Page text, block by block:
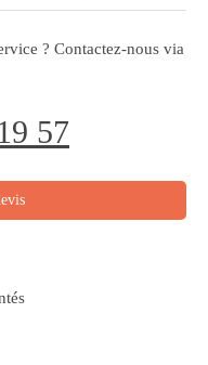
? Contactez-nous via
57